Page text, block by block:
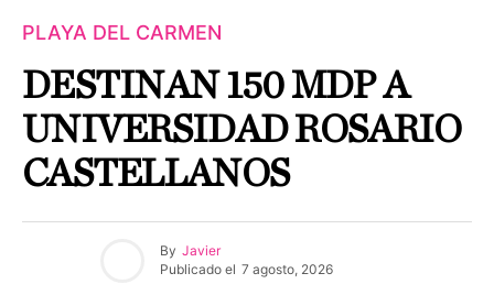
PLAYA DEL CARMEN
DESTINAN 150 MDP A
UNIVERSIDAD ROSARIO
CASTELLANOS
By Javier
Publicado el 7 agosto, 2026